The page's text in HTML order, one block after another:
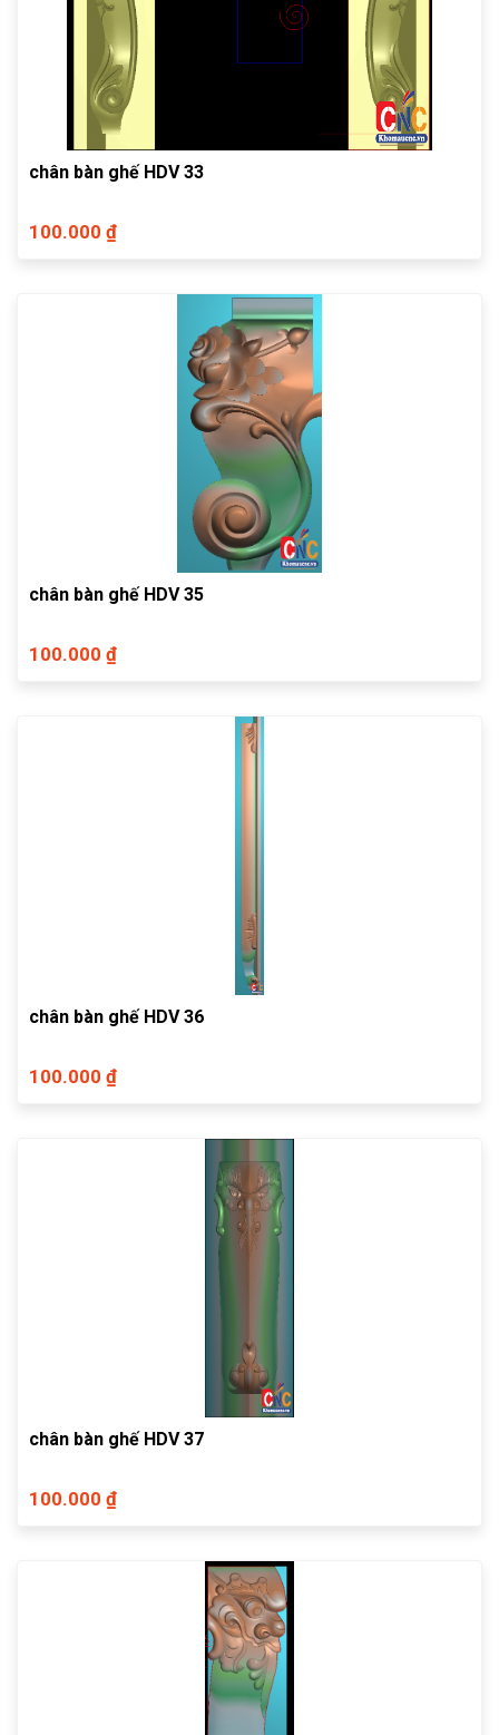
chân bàn ghế HDV 33
100.000 ₫
chân bàn ghế HDV 35
100.000 ₫
chân bàn ghế HDV 36
100.000 ₫
chân bàn ghế HDV 37
100.000 ₫